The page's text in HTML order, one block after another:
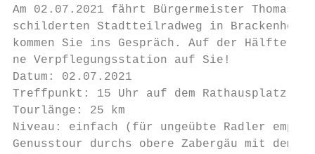
Am 02.07.2021 fährt Bürgermeister Thomas
schilderten Stadtteilradweg in
kommen Sie ins Gespräch. Auf der Hälfte
ne Verpflegungsstation auf Sie!
Datum: 02.07.2021
Treffpunkt: 15 Uhr auf dem Rathausplatz
Tourlänge: 25 km
Niveau: einfach (für ungeübte Radler
Genusstour durchs obere Zabergäu mit dem